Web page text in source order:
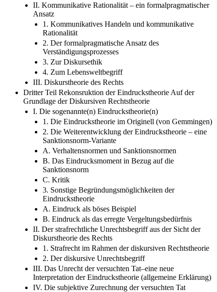
II. Kommunikative Rationalität – ein formalpragmatischer
Ansatz
1. Kommunikatives Handeln und kommunikative
Rationalität
2. Der formalpragmatische Ansatz des
Verständigungsprozesses
3. Zur Diskursethik
4. Zum Lebensweltbegriff
III. Diskurstheorie des Rechts
Dritter Teil Rekonsruktion der Eindruckstheorie Auf der
Grundlage der Diskursiven Rechtstheorie
I. Die sogenannte(n) Eindruckstheorie(n)
1. Die Eindruckstheorie im Originell (von Gemmingen)
2. Die Weiterentwicklung der Eindruckstheorie – eine
Sanktionsnorm-Variante
A. Verhaltensnormen und Sanktionsnormen
B. Das Eindrucksmoment in Bezug auf die
Sanktionsnorm
C. Kritik
3. Sonstige Begründungsmöglichkeiten der
Eindruckstheorie
A. Eindruck als böses Beispiel
B. Eindruck als das erregte Vergeltungsbedürfnis
II. Der strafrechtliche Unrechtsbegriff aus der Sicht der
Diskurstheorie des Rechts
1. Strafrecht im Rahmen der diskursiven Rechtstheorie
2. Der diskursive Unrechtsbegriff
III. Das Unrecht der versuchten Tat–eine neue
Interpretation der Eindruckstheorie (allgemeine Erklärung)
IV. Die subjektive Zurechnung der versuchten Tat